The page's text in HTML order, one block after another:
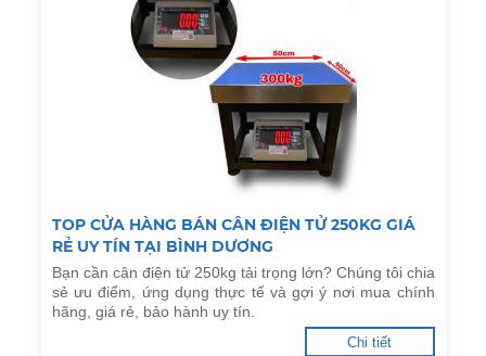
TOP CỬA HÀNG BÁN CÂN ĐIỆN TỬ 250KG GIÁ
RẺ UY TÍN TẠI BÌNH DƯƠNG
Bạn cần cân điện tử 250kg tải trọng lớn? Chúng tôi chia
sẻ ưu điểm, ứng dụng thực tế và gợi ý nơi mua chính
hãng, giá rẻ, bảo hành uy tín.
Chi tiết